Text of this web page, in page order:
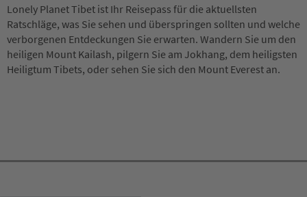
Lonely Planet Tibet ist Ihr Reisepass für die aktuellsten
Ratschläge, was Sie sehen und überspringen sollten und welche
verborgenen Entdeckungen Sie erwarten. Wandern Sie um den
heiligen Mount Kailash, pilgern Sie am Jokhang, dem heiligsten
Heiligtum Tibets, oder sehen Sie sich den Mount Everest an.